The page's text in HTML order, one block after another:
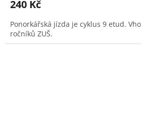
240 Kč
Ponorkářská jízda je cyklus 9 etud.
ročníků ZUŠ.